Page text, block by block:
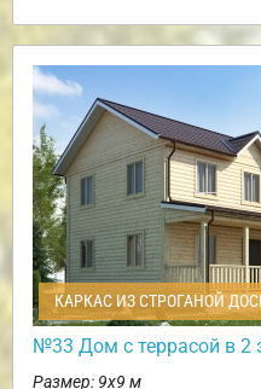
КАРКАС ИЗ СТРОГАНОЙ
№33 Дом с террасой в 2
Размер: 9х9 м